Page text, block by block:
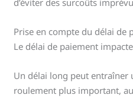
Prise en compte du délai de
Le délai de paiement
Un délai long peut entraîner
roulement plus important,